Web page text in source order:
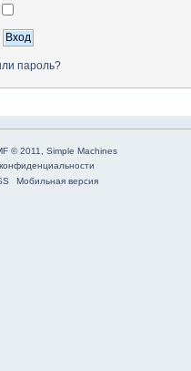
пароль?
© 2011 ,Simple Machines
Мобильная версия